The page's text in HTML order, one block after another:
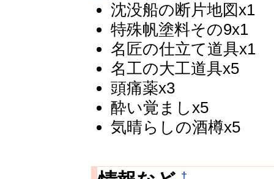
沈没船の断片地図x1
特殊帆塗料その9x1
名匠の仕立て道具x1
名工の大工道具x5
頭痛薬x3
酔い覚ましx5
気晴らしの酒樽x5
†